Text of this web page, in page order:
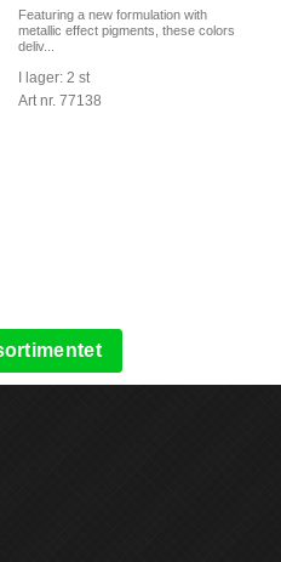
Featuring a new formulation with
metallic effect pigments, these colors
deliv...
I lager: 2 st
Art nr. 77138